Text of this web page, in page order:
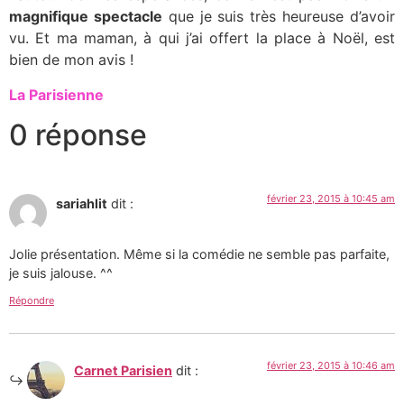
magnifique spectacle que je suis très heureuse d’avoir
vu. Et ma maman, à qui j’ai offert la place à Noël, est
bien de mon avis !
La Parisienne
0 réponse
sariahlit dit : février 23, 2015 à 10:45 am
Jolie présentation. Même si la comédie ne semble pas parfaite,
je suis jalouse. ^^
Répondre
Carnet Parisien dit : février 23, 2015 à 10:46 am